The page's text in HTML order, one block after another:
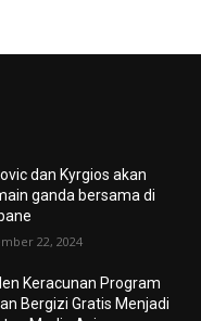
dan Kyrgios akan
ganda bersama di
22, 2024
Keracunan Program
Bergizi Gratis Menjadi